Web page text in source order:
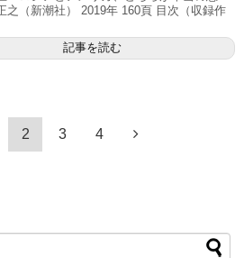
之（新潮社） 2019年 160頁 目次（収録作
記事を読む
2 3 4